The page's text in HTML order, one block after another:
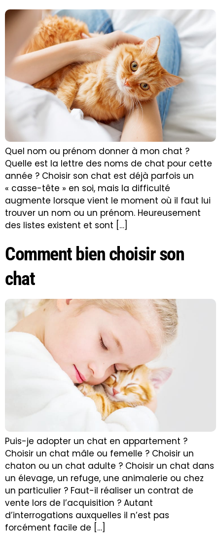
Quel nom ou prénom donner à mon chat ?
Quelle est la lettre des noms de chat pour cette
année ? Choisir son chat est déjà parfois un
« casse-tête » en soi, mais la difficulté
augmente lorsque vient le moment où il faut lui
trouver un nom ou un prénom. Heureusement
des listes existent et sont […]
Comment bien choisir son
chat
Puis-je adopter un chat en appartement ?
Choisir un chat mâle ou femelle ? Choisir un
chaton ou un chat adulte ? Choisir un chat dans
un élevage, un refuge, une animalerie ou chez
un particulier ? Faut-il réaliser un contrat de
vente lors de l’acquisition ? Autant
d’interrogations auxquelles il n’est pas
forcément facile de […]